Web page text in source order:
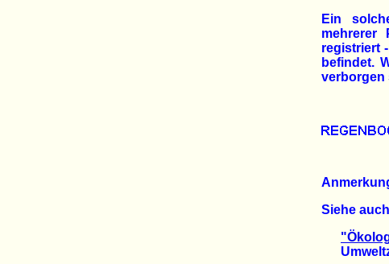
Ein
mehrerer
registriert
befindet.
verborgen
Siehe